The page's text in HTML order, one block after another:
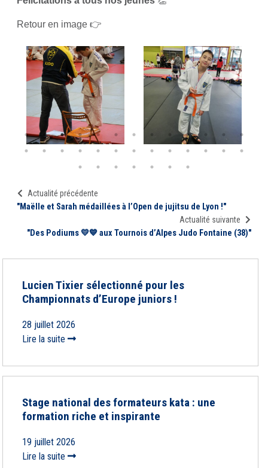
Retour en image 👉
Actualité précédente
"Maëlle et Sarah médaillées à l’Open de jujitsu de Lyon !"
Actualité suivante
"Des Podiums 💛💙 aux Tournois d’Alpes Judo Fontaine (38)"
Lucien Tixier sélectionné pour les
Championnats d’Europe juniors !
28 juillet 2026
Lire la suite
Stage national des formateurs kata : une
formation riche et inspirante
19 juillet 2026
Lire la suite